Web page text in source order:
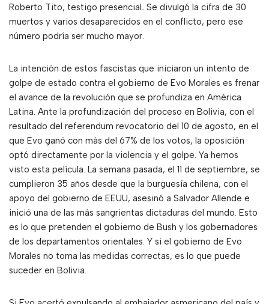
Roberto Tito, testigo presencial. Se divulgó la cifra de 30
muertos y varios desaparecidos en el conflicto, pero ese
número podría ser mucho mayor.
La intención de estos fascistas que iniciaron un intento de
golpe de estado contra el gobierno de Evo Morales es frenar
el avance de la revolución que se profundiza en América
Latina. Ante la profundización del proceso en Bolivia, con el
resultado del referendum revocatorio del 10 de agosto, en el
que Evo ganó con más del 67% de los votos, la oposición
optó directamente por la violencia y el golpe. Ya hemos
visto esta película. La semana pasada, el 11 de septiembre, se
cumplieron 35 años desde que la burguesía chilena, con el
apoyo del gobierno de EEUU, asesinó a Salvador Allende e
inició una de las más sangrientas dictaduras del mundo. Esto
es lo que pretenden el gobierno de Bush y los gobernadores
de los departamentos orientales. Y si el gobierno de Evo
Morales no toma las medidas correctas, es lo que puede
suceder en Bolivia.